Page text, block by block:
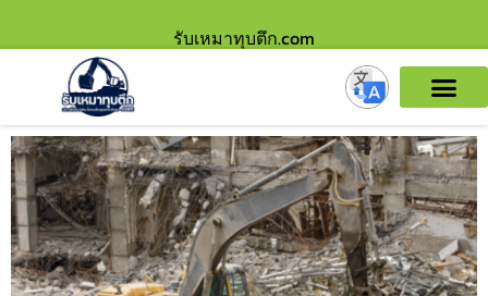
รับเหมาทุบตึก.com